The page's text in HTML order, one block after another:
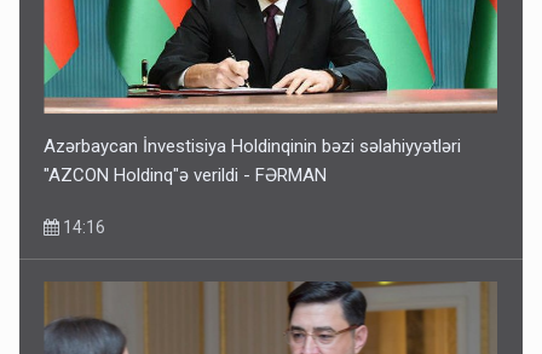
Azərbaycan İnvestisiya Holdinqinin bəzi səlahiyyətləri
"AZCON Holdinq"ə verildi - FƏRMAN
14:16